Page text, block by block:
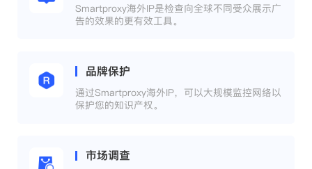
Smartproxy海外IP是检查向全球不同受众展示广
告的效果的更有效工具。
品牌保护
通过Smartproxy海外IP，可以大规模监控网络以
保护您的知识产权。
市场调查